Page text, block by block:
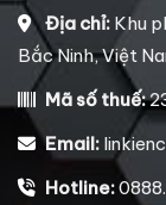
Địa chỉ: Khu
Bắc Ninh, Việt
Mã số thuế:
Email:
Hotline: